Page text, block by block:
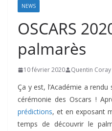
NEWS
OSCARS
palmarès
10 février 2020 Quentin Coray
Ça y est, l’Académie a
cérémonie des Oscars !
prédictions, et en exposant
temps de découvrir le